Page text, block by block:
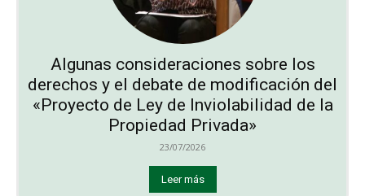
Algunas consideraciones sobre los
derechos y el debate de modificación del
«Proyecto de Ley de Inviolabilidad de la
Propiedad Privada»
23/07/2026
Leer más